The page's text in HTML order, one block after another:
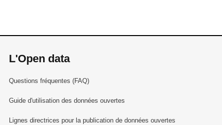
L'Open data
Questions fréquentes (FAQ)
Guide d'utilisation des données ouvertes
Lignes directrices pour la publication de données ouvertes